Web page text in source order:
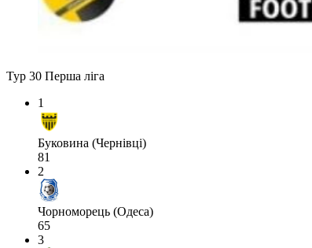
Тур 30 Перша ліга
1
Буковина (Чернівці)
81
2
Чорноморець (Одеса)
65
3